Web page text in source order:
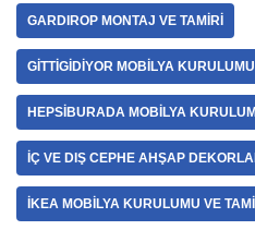
GARDIROP MONTAJ VE TAMIRI
GITTIGIDIYOR MOBILYA
HEPSIBURADA MOBILYA
İÇ VE DIŞ CEPHE AHŞAP
İKEA MOBILYA KURULUMU VE